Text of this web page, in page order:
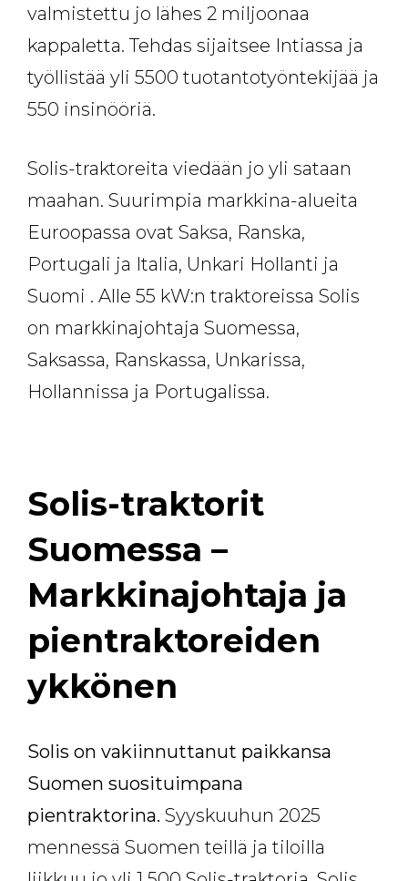
valmistettu jo lähes 2 miljoonaa
kappaletta. Tehdas sijaitsee Intiassa ja
työllistää yli 5500 tuotantotyöntekijää ja
550 insinööriä.
Solis-traktoreita viedään jo yli sataan
maahan. Suurimpia markkina-alueita
Euroopassa ovat Saksa, Ranska,
Portugali ja Italia, Unkari Hollanti ja
Suomi . Alle 55 kW:n traktoreissa Solis
on markkinajohtaja Suomessa,
Saksassa, Ranskassa, Unkarissa,
Hollannissa ja Portugalissa.
Solis-traktorit
Suomessa –
Markkinajohtaja ja
pientraktoreiden
ykkönen
Solis on vakiinnuttanut paikkansa
Suomen suosituimpana
pientraktorina. Syyskuuhun 2025
mennessä Suomen teillä ja tiloilla